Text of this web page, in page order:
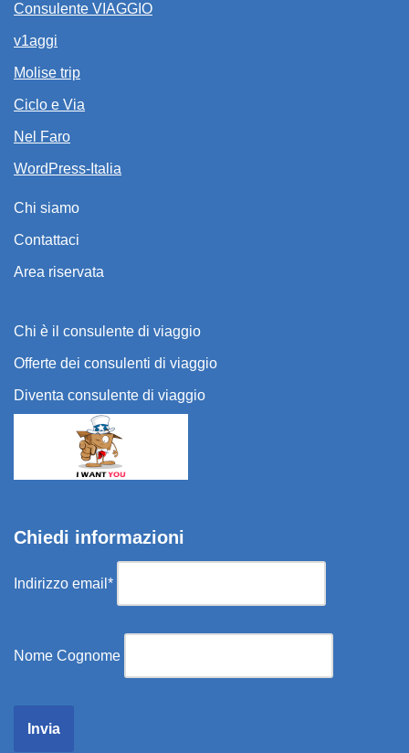
Consulente VIAGGIO
v1aggi
Molise trip
Ciclo e Via
Nel Faro
WordPress-Italia
Chi siamo
Contattaci
Area riservata
Chi è il consulente di viaggio
Offerte dei consulenti di viaggio
Diventa consulente di viaggio
Chiedi informazioni
Indirizzo email*
Nome Cognome